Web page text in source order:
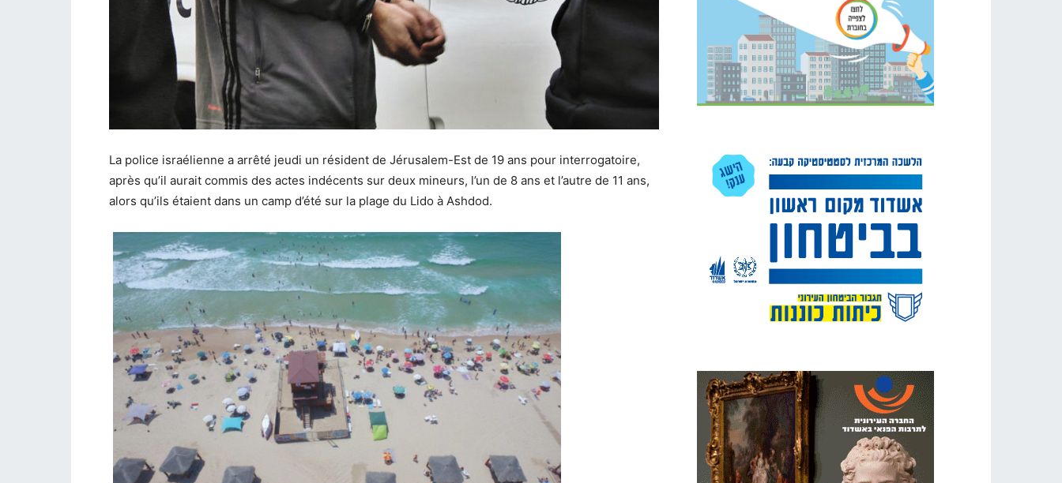
La police israélienne a arrêté jeudi un résident de Jérusalem-Est de 19 ans pour interrogatoire,
après qu’il aurait commis des actes indécents sur deux mineurs, l’un de 8 ans et l’autre de 11 ans,
alors qu’ils étaient dans un camp d’été sur la plage du Lido à Ashdod.